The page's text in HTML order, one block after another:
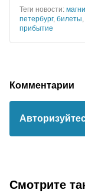
Теги новости:
петербург, билеты,
прибытие
Комментарии
Смотрите